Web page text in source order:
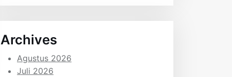
Archives
Agustus 2026
Juli 2026